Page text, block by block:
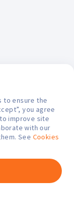
ayudarte hoy?
to ensure the
you agree
improve site
with our
See Cookies